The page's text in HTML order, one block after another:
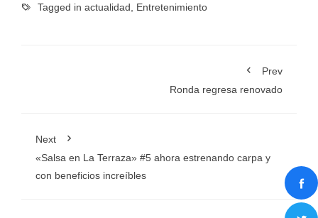
Tagged in actualidad Entretenimiento
Prev
Ronda regresa renovado
Next
«Salsa en La Terraza» #5 ahora estrenando carpa y
con beneficios increíbles